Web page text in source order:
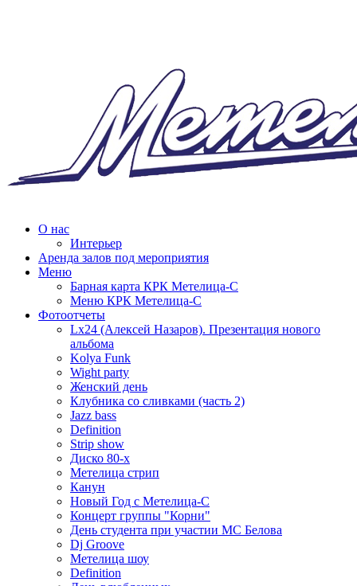
О нас
Интерьер
Аренда залов под мероприятия
Меню
Барная карта КРК Метелица-С
Меню КРК Метелица-С
Фотоотчеты
Lx24 (Алексей Назаров). Презентация нового
альбома
Kolya Funk
Wight party
Женский день
Клубника со сливками (часть 2)
Jazz bass
Definition
Strip show
Диско 80-х
Метелица стрип
Канун
Новый Год с Метелица-С
Концерт группы "Корни"
День студента при участии МС Белова
Dj Groove
Метелица шоу
Definition